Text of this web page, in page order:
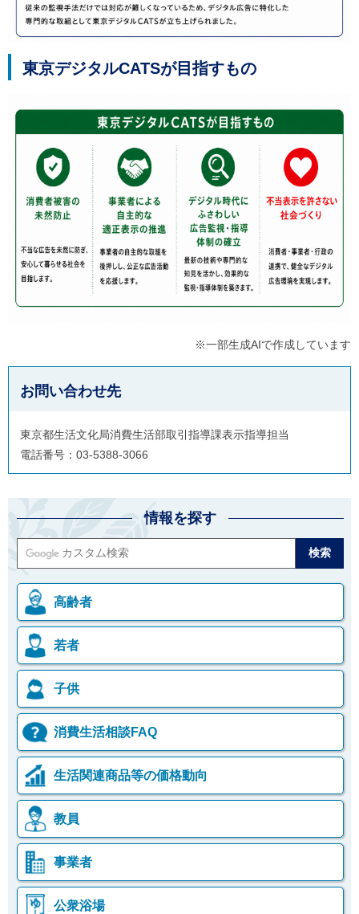
東京デジタルCATSが目指すもの
※一部生成AIで作成しています
お問い合わせ先
東京都生活文化局消費生活部取引指導課表示指導担当
電話番号：03-5388-3066
情報を探す
高齢者
若者
子供
消費生活相談FAQ
生活関連商品等の価格動向
教員
事業者
公衆浴場